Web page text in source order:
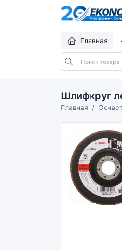
Главная
Шлифкруг
Главная